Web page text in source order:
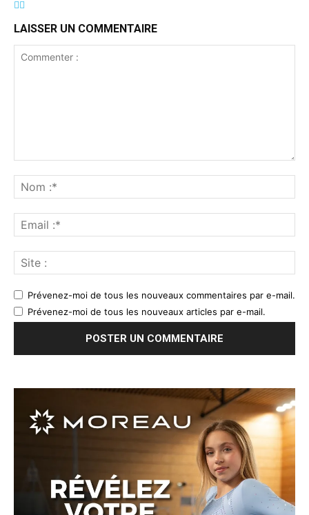
LAISSER UN COMMENTAIRE
Prévenez-moi de tous les nouveaux commentaires par e-mail.
Prévenez-moi de tous les nouveaux articles par e-mail.